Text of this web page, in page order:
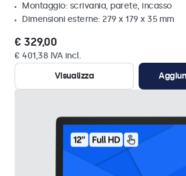
Montaggio: scrivania, parete, incasso
Dimensioni esterne: 279 x 179 x 35 mm
€ 329,00
€ 401,38 IVA incl.
Visualizza